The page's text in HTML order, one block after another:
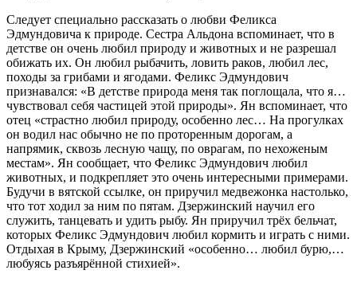
Следует специально рассказать о любви Феликса
Эдмундовича к природе. Сестра Альдона вспоминает, что в
детстве он очень любил природу и животных и не разрешал
обижать их. Он любил рыбачить, ловить раков, любил лес,
походы за грибами и ягодами. Феликс Эдмундович
признавался: «В детстве природа меня так поглощала, что я…
чувствовал себя частицей этой природы». Ян вспоминает, что
отец «страстно любил природу, особенно лес… На прогулках
он водил нас обычно не по проторенным дорогам, а
напрямик, сквозь лесную чащу, по оврагам, по нехоженым
местам». Ян сообщает, что Феликс Эдмундович любил
животных, и подкрепляет это очень интересными примерами.
Будучи в вятской ссылке, он приручил медвежонка настолько,
что тот ходил за ним по пятам. Дзержинский научил его
служить, танцевать и удить рыбу. Ян приручил трёх бельчат,
которых Феликс Эдмундович любил кормить и играть с ними.
Отдыхая в Крыму, Дзержинский «особенно… любил бурю,…
любуясь разъярённой стихией».